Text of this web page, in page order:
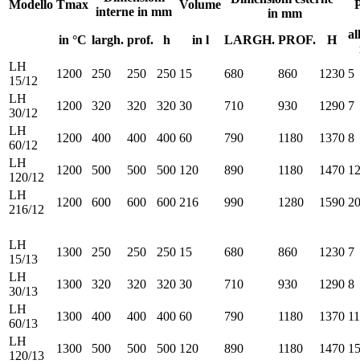
Modello Tmax
interne in mm
Volume
in mm
in °C largh. prof. h in l LARGH. PROF. H
LH
15/12
1200 250 250 250 15 680 860 1230 5
LH
30/12
1200 320 320 320 30 710 930 1290 7
LH
60/12
1200 400 400 400 60 790 1180 1370 8
LH
120/12
1200 500 500 500 120 890 1180 1470 12
LH
216/12
1200 600 600 600 216 990 1280 1590 20
LH
15/13
1300 250 250 250 15 680 860 1230 7
LH
30/13
1300 320 320 320 30 710 930 1290 8
LH
60/13
1300 400 400 400 60 790 1180 1370 11
LH
120/13
1300 500 500 500 120 890 1180 1470 15